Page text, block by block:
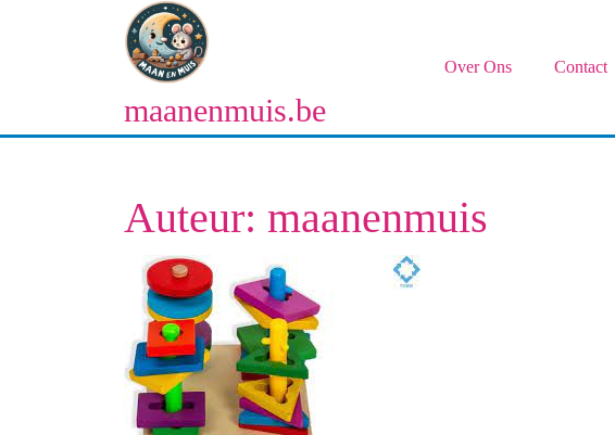
maanenmuis.be
Over Ons Contact
Auteur: maanenmuis